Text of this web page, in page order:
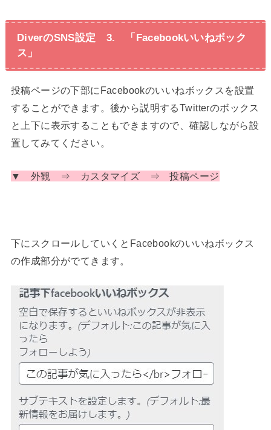
DiverのSNS設定 3. 「Facebookいいねボック
ス」
投稿ページの下部にFacebookのいいねボックスを設置
することができます。後から説明するTwitterのボックス
と上下に表示することもできますので、確認しながら設
置してみてください。
▼ 外観 ⇒ カスタマイズ ⇒ 投稿ページ
下にスクロールしていくとFacebookのいいねボックス
の作成部分がでてきます。